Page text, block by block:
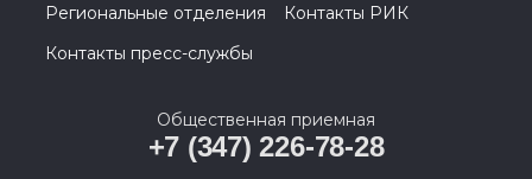
Региональные отделения
Контакты РИК
Контакты пресс-службы
Общественная приемная
+7 (347) 226-78-28